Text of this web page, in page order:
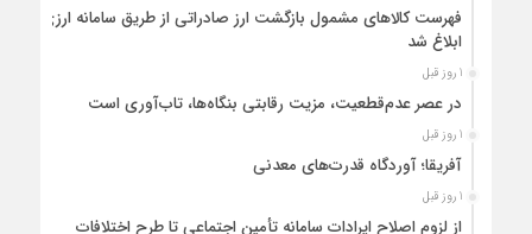
فهرست کالاهای مشمول بازگشت ارز صادراتی از طریق سامانه ارزی
ابلاغ شد
1 روز قبل
در عصر عدم‌قطعیت، مزیت رقابتی بنگاه‌ها، تاب‌آوری است
1 روز قبل
آفریقا؛ آوردگاه قدرت‌های معدنی
1 روز قبل
از لزوم اصلاح ایرادات سامانه تأمین اجتماعی تا طرح اختلافات